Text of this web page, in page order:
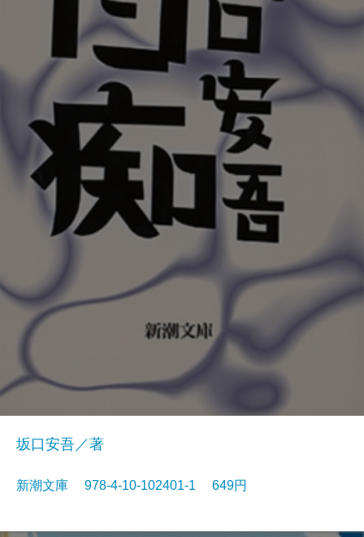
坂口安吾／著
新潮文庫 978-4-10-102401-1 649円